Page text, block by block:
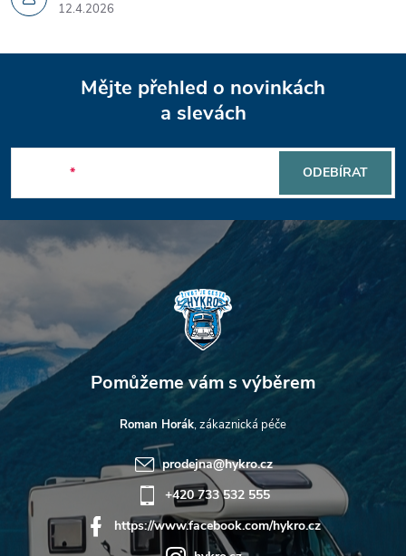
12.4.2026
a
t
í
Mějte přehled o novinkách
a slevách
ODEBÍRAT
Roman Horák
prodejna@hykro.cz
+420 733 532 555
https://www.facebook.com/hykro.cz